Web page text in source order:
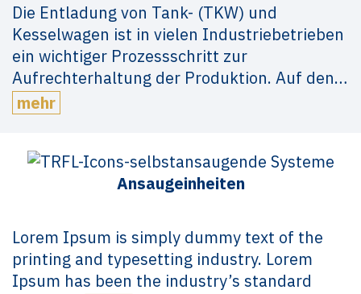
Die Entladung von Tank- (TKW) und
Kesselwagen ist in vielen Industriebetrieben
ein wichtiger Prozessschritt zur
Aufrechterhaltung der Produktion. Auf den…
mehr
Ansaugeinheiten
Lorem Ipsum is simply dummy text of the
printing and typesetting industry. Lorem
Ipsum has been the industry’s standard